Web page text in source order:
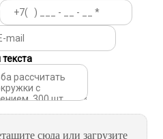
сюда или загрузите